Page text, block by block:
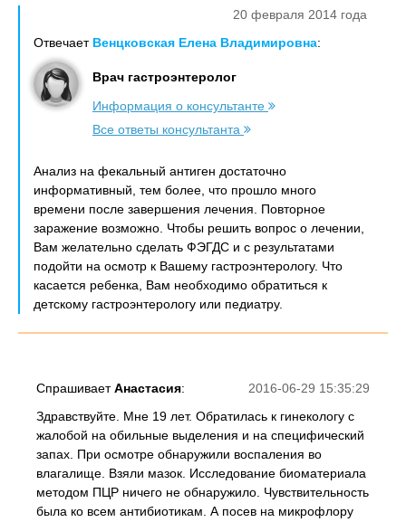
20 февраля 2014 года
Отвечает Венцковская Елена Владимировна:
Врач гастроэнтеролог
Информация о консультанте
Все ответы консультанта
Анализ на фекальный антиген достаточно
информативный, тем более, что прошло много
времени после завершения лечения. Повторное
заражение возможно. Чтобы решить вопрос о лечении,
Вам желательно сделать ФЭГДС и с результатами
подойти на осмотр к Вашему гастроэнтерологу. Что
касается ребенка, Вам необходимо обратиться к
детскому гастроэнтерологу или педиатру.
2016-06-29 15:35:29
СпрашиваетАнастасия:
Здравствуйте. Мне 19 лет. Обратилась к гинекологу с
жалобой на обильные выделения и на специфический
запах. При осмотре обнаружили воспаления во
влагалище. Взяли мазок. Исследование биоматериала
методом ПЦР ничего не обнаружило. Чувствительность
была ко всем антибиотикам. А посев на микрофлору